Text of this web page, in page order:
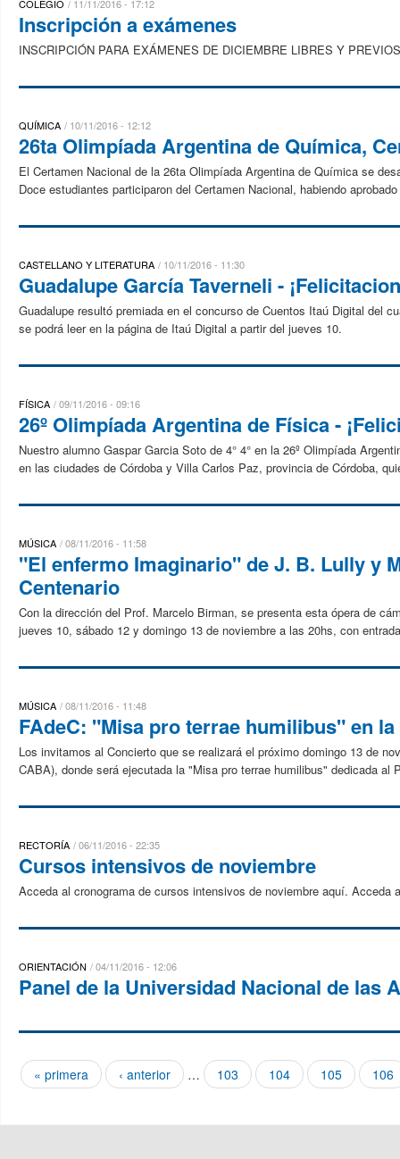
COLEGIO 11/11/2016 - 17:12
Inscripción a exámenes
INSCRIPCIÓN PARA EXÁMENES DE DICIEMBRE LIBRES Y
QUÍMICA 10/11/2016 - 12:12
26ta Olimpíada Argentina de Química,
El Certamen Nacional de la 26ta Olimpíada Argentina de Química se
Doce estudiantes participaron del Certamen Nacional, habiendo
CASTELLANO Y LITERATURA 10/11/2016 - 11:30
Guadalupe García Taverneli -
Guadalupe resultó premiada en el concurso de Cuentos Itaú Digital del
se podrá leer en la página de Itaú Digital a partir del jueves 10.
FÍSICA 09/11/2016 - 09:16
26º Olimpíada Argentina de Física -
Nuestro alumno Gaspar Garcia Soto de 4° 4° en la 26º Olimpíada
en las ciudades de Córdoba y Villa Carlos Paz, provincia de Córdoba,
MÚSICA 08/11/2016 - 11:58
"El enfermo Imaginario" de J. B. Lully y
Centenario
Con la dirección del Prof. Marcelo Birman, se presenta esta ópera de
jueves 10, sábado 12 y domingo 13 de noviembre a las 20hs, con
MÚSICA 08/11/2016 - 11:48
FAdeC: "Misa pro terrae humilibus" en
Los invitamos al Concierto que se realizará el próximo domingo 13 de
CABA), donde será ejecutada la "Misa pro terrae humilibus" dedicada al
RECTORÍA 06/11/2016 - 22:35
Cursos intensivos de noviembre
Acceda al cronograma de cursos intensivos de noviembre aquí.
ORIENTACIÓN 04/11/2016 - 12:06
Panel de la Universidad Nacional de las
Páginas
« primera ‹ anterior … 103 104 105 106